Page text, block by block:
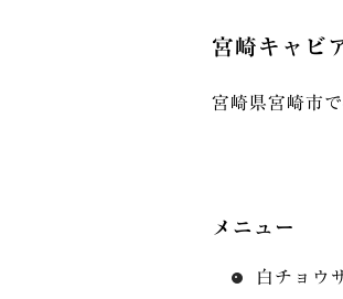
宮崎キャビ
宮崎県宮崎市
メニュー
白チョウ